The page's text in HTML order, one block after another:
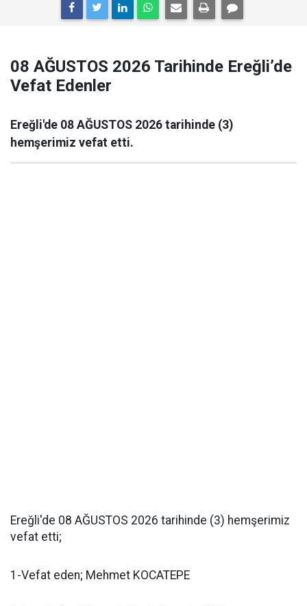
08 AĞUSTOS 2026 Tarihinde Ereğli’de
Vefat Edenler
Ereğli'de 08 AĞUSTOS 2026 tarihinde (3)
hemşerimiz vefat etti.
Ereğli'de 08 AĞUSTOS 2026 tarihinde (3) hemşerimiz
vefat etti;
1-Vefat eden; Mehmet KOCATEPE